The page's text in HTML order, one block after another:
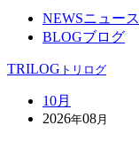
NEWSニュース
BLOGブログ
TRILOG トリログ
10月
2026年08月